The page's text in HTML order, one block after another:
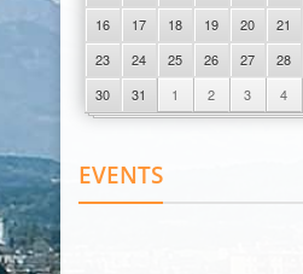
16
17 18 19 20 21
23
24 25 26 27 28
30
31 1 2 3 4
EVENTS